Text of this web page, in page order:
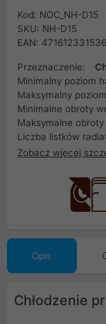
Kod: NOC_NH-D15
SKU: NH-D15
EAN:
Przeznaczenie:
Minimalny poziom
Maksymalny
Minimalne obroty
Maksymalne
Liczba listków
Zobacz więcej
Opis
Chłodzenie